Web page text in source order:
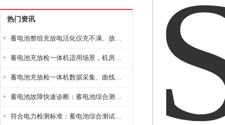
热门资讯
蓄电池整组充放电活化仪充不满、放不完怎么办？
蓄电池充放检一体机适用场景，机房基站变电站铅酸蓄电池维护检测应用
蓄电池充放检一体机数据采集、曲线分析与电池健康状态智能评估功能详解
蓄电池故障快速诊断：蓄电池综合测试仪判断落后电池的方法与标准
符合电力检测标准：蓄电池综合测试仪测试规范与精度校准方法详解